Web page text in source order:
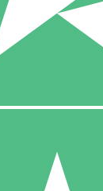
10 00
10 Descargas
20 00